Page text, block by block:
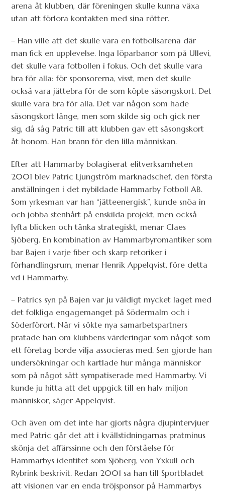
arena åt klubben, där föreningen skulle kunna växa
utan att förlora kontakten med sina rötter.
– Han ville att det skulle vara en fotbollsarena där
man fick en upplevelse. Inga löparbanor som på Ullevi,
det skulle vara fotbollen i fokus. Och det skulle vara
bra för alla: för sponsorerna, visst, men det skulle
också vara jättebra för de som köpte säsongskort. Det
skulle vara bra för alla. Det var någon som hade
säsongskort länge, men som skilde sig och gick ner
sig, då såg Patric till att klubben gav ett säsongskort
åt honom. Han brann för den lilla människan.
Efter att Hammarby bolagiserat elitverksamheten
2001 blev Patric Ljungström marknadschef, den första
anställningen i det nybildade Hammarby Fotboll AB.
Som yrkesman var han “jätteenergisk”, kunde snöa in
och jobba stenhårt på enskilda projekt, men också
lyfta blicken och tänka strategiskt, menar Claes
Sjöberg. En kombination av Hammarbyromantiker som
bar Bajen i varje fiber och skarp retoriker i
förhandlingsrum, menar Henrik Appelqvist, före detta
vd i Hammarby.
– Patrics syn på Bajen var ju väldigt mycket laget med
det folkliga engagemanget på Södermalm och i
Söderförort. När vi sökte nya samarbetspartners
pratade han om klubbens värderingar som något som
ett företag borde vilja associeras med. Sen gjorde han
undersökningar och kartlade hur många människor
som på något sätt sympatiserade med Hammarby. Vi
kunde ju hitta att det uppgick till en halv miljon
människor, säger Appelqvist.
Och även om det inte har gjorts några djupintervjuer
med Patric går det att i kvällstidningarnas pratminus
skönja det affärssinne och den förståelse för
Hammarbys identitet som Sjöberg, von Yxkull och
Rybrink beskrivit. Redan 2001 sa han till Sportbladet
att visionen var en enda tröjsponsor på Hammarbys